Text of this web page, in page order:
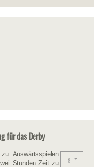
für das Derby
Auswärtsspielen
Stunden Zeit zu